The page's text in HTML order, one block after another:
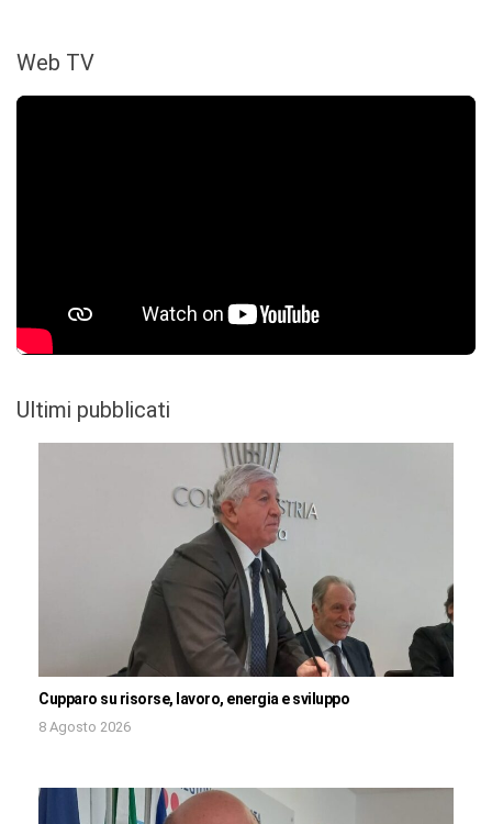
Web TV
Ultimi pubblicati
Cupparo su risorse, lavoro, energia e sviluppo
8 Agosto 2026